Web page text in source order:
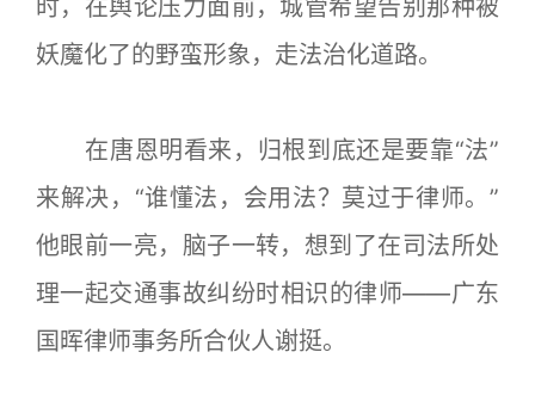
时，在舆论压力面前，城管希望告别那种被
妖魔化了的野蛮形象，走法治化道路。
在唐恩明看来，归根到底还是要靠“法”
来解决，“谁懂法，会用法？莫过于律师。”
他眼前一亮，脑子一转，想到了在司法所处
理一起交通事故纠纷时相识的律师——广东
国晖律师事务所合伙人谢挺。